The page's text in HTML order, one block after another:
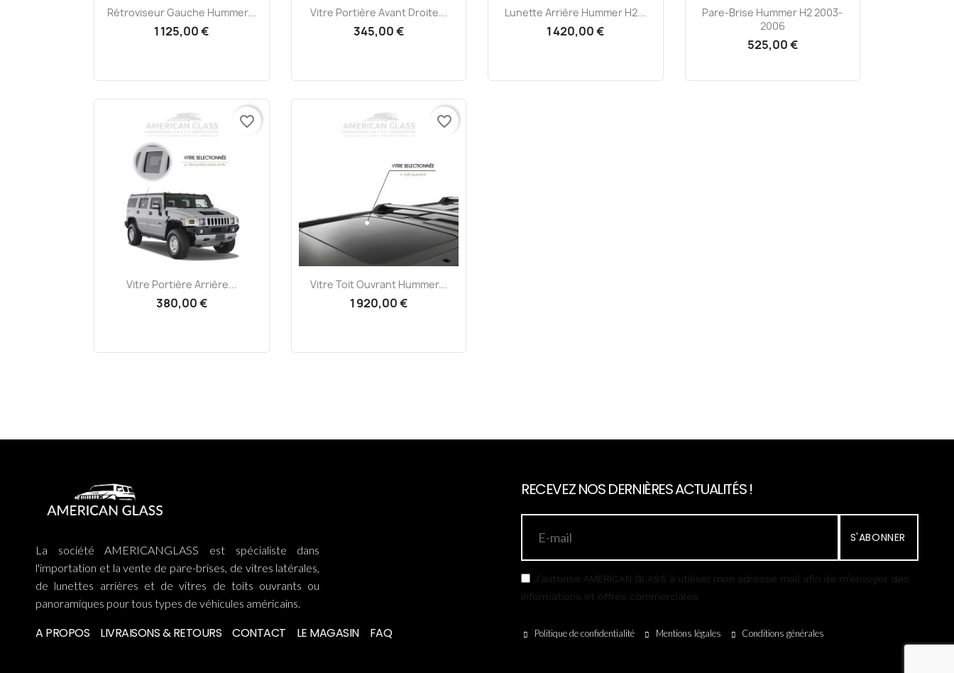
Aperçu rapide
Rétroviseur Gauche Hummer...
1 125,00 €
Aperçu rapide
Vitre Portière Avant Droite...
345,00 €
 Aperçu rapide
Lunette Arrière Hummer H2...
1 420,00 €
Aperçu rapide
Pare-Brise Hummer H2 2003-
2006
525,00 €
 Aperçu rapide
Vitre Portière Arrière...
380,00 €
favorite_border
Aperçu rapide
Vitre Toit Ouvrant Hummer...
1 920,00 €
favorite_border
La société AMERICANGLASS est spécialiste dans
l'importation et la vente de pare-brises, de vitres latérales,
de lunettes arrières et de vitres de toits ouvrants ou
panoramiques pour tous types de véhicules américains.
A PROPOS LIVRAISONS & RETOURS CONTACT LE MAGASIN FAQ
RECEVEZ NOS DERNIÈRES ACTUALITÉS !
S'ABONNER
J’autorise AMERICAN GLASS à utiliser mon adresse mail afin de m’envoyer des
informations et offres commerciales
Politique de confidentialité Mentions légales Conditions générales